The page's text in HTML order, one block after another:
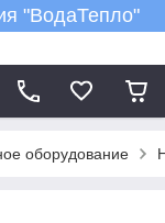
"ВодаТепло"
оборудование